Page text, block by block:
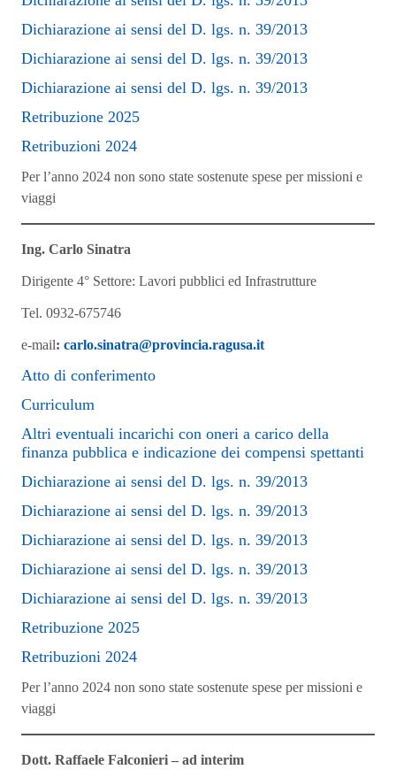
Dichiarazione ai sensi del D. lgs. n. 39/2013
Dichiarazione ai sensi del D. lgs. n. 39/2013
Dichiarazione ai sensi del D. lgs. n. 39/2013
Retribuzione 2025
Retribuzioni 2024
Per l’anno 2024 non sono state sostenute spese per missioni e
viaggi
Ing. Carlo Sinatra
Dirigente 4° Settore: Lavori pubblici ed Infrastrutture
Tel. 0932-675746
e-mail: carlo.sinatra@provincia.ragusa.it
Atto di conferimento
Curriculum
Altri eventuali incarichi con oneri a carico della
finanza pubblica e indicazione dei compensi spettanti
Dichiarazione ai sensi del D. lgs. n. 39/2013
Dichiarazione ai sensi del D. lgs. n. 39/2013
Dichiarazione ai sensi del D. lgs. n. 39/2013
Dichiarazione ai sensi del D. lgs. n. 39/2013
Dichiarazione ai sensi del D. lgs. n. 39/2013
Retribuzione 2025
Retribuzioni 2024
Per l’anno 2024 non sono state sostenute spese per missioni e
viaggi
Dott. Raffaele Falconieri – ad interim